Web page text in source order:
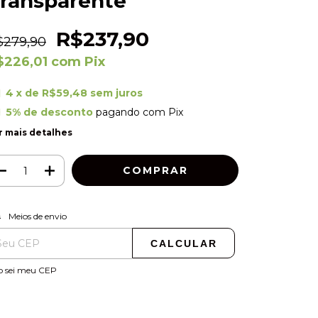
R$237,90
com Pix
4 x de R$59,48 sem juros
5% de descontopagando com Pix
mais detalhes
para o CEP:
Meios de envio
CALCULAR
sei meu CEP